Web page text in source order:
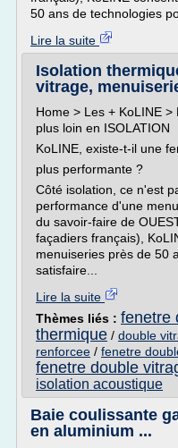
50 ans de technologies
Lire la suite
Isolation
vitrage,
Home > Les + KoLINE
plus loin en ISOLATION
KoLINE, existe-t-il une
plus performante ?
Côté isolation, ce n'est
performance d'une
du savoir-faire de
façadiers français),
menuiseries près de 50
satisfaire...
Lire la suite
Thèmes liés : fenetre
thermique / double
renforcee / fenetre
fenetre double
isolation acoustique
Baie coulissante
en aluminium ...